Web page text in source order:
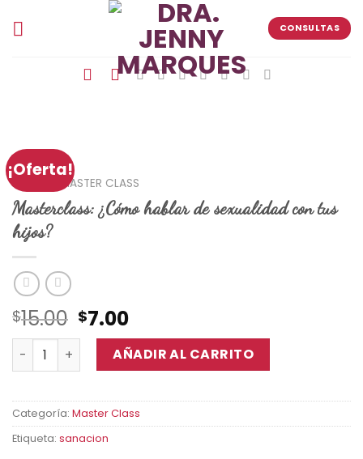
CONSULTAS
¡Oferta!
INICIO MASTER CLASS
Masterclass: ¿Cómo hablar de sexualidad con tus
hijos?
$15.00 El
precio
original
era:
$15.00.
$7.00El
precio
actual
es:
$7.00.
Masterclass: ¿Cómo hablar de sexualidad con tus
AÑADIR AL CARRITO
Categoría: Master Class
Etiqueta: sanacion